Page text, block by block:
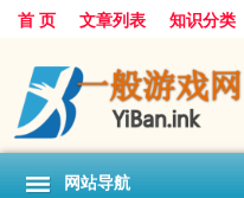
首 页 文章列表 知识分类
网站导航